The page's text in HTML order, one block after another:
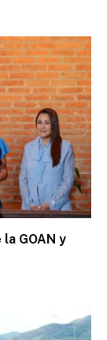
GOAN y